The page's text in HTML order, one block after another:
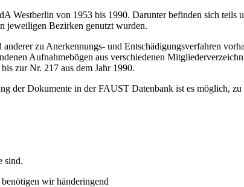
von 1953 bis 1990. Darunter befinden sich teils
jeweiligen Bezirken genutzt wurden.
zu Anerkennungs- und Entschädigungsverfahren
Aufnahmebögen aus verschiedenen
zur Nr. 217 aus dem Jahr 1990.
Dokumente in der FAUST Datenbank ist es möglich, zu
sind.
wir händeringend